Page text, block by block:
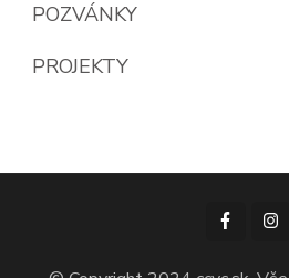
POZVÁNKY
PROJEKTY